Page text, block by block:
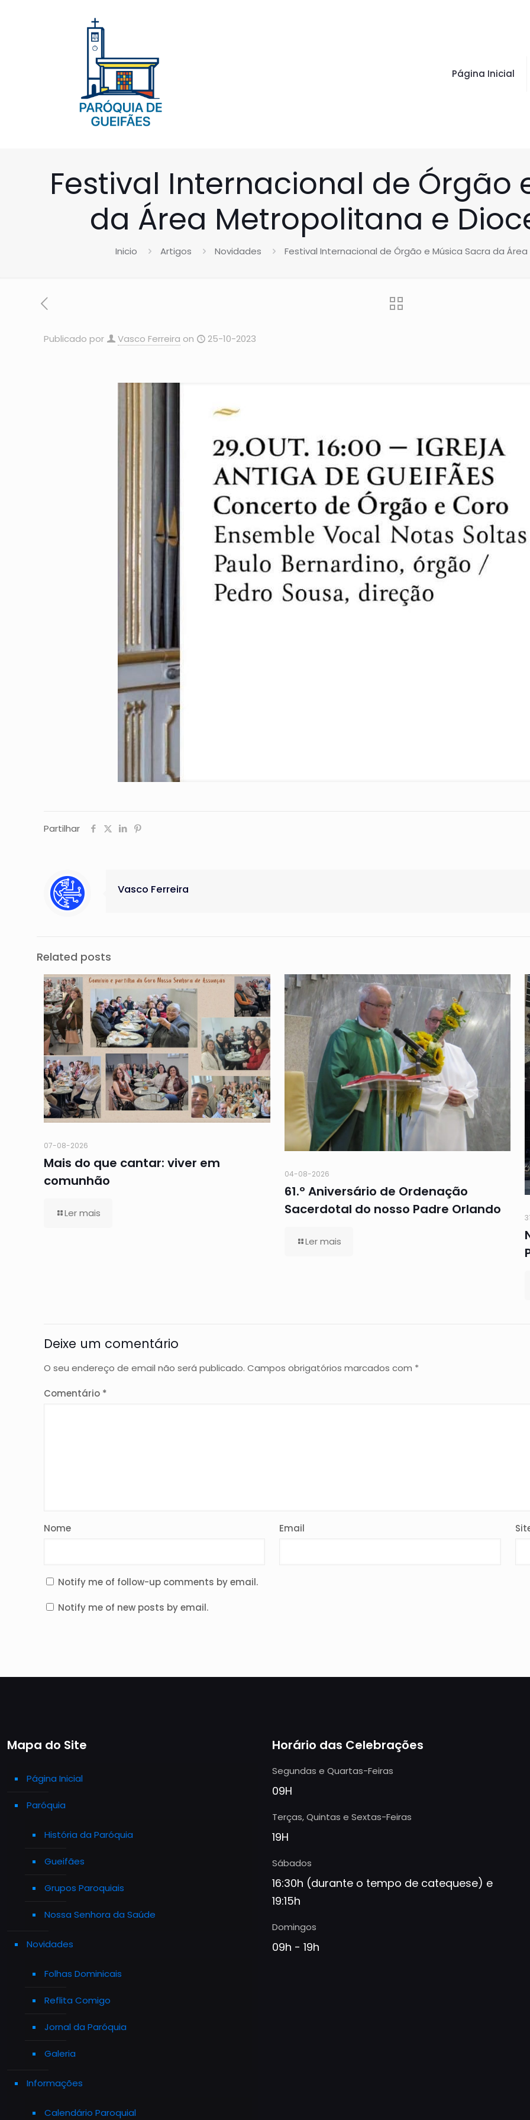
Página Inicial
Festival Internacional de Órgão
da Área Metropolitana e
Inicio Artigos Novidades Festival Internacional de Órgão e Música Sacra da
Publicado por Vasco Ferreira on 25-10-2023
Partilhar
Vasco Ferreira
Related posts
07-08-2026
Mais do que cantar: viver em
comunhão
Ler mais
04-08-2026
61.º Aniversário de Ordenação
Sacerdotal do nosso Padre Orlando
Ler mais
Deixe um comentário
O seu endereço de email não será publicado. Campos obrigatórios marcados com *
Comentário *
Nome Email
Notify me of follow-up comments by email.
Notify me of new posts by email.
Mapa do Site
Página Inicial
Paróquia
História da Paróquia
Gueifães
Grupos Paroquiais
Nossa Senhora da Saúde
Novidades
Folhas Dominicais
Reflita Comigo
Jornal da Paróquia
Galeria
Informações
Calendário Paroquial
Horário das Celebrações
Segundas e Quartas-Feiras
09H
Terças, Quintas e Sextas-Feiras
19H
Sábados
16:30h (durante o tempo de catequese) e
19:15h
Domingos
09h - 19h